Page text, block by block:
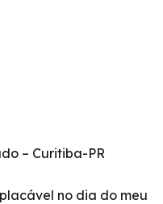
– Curitiba-PR
no dia do meu